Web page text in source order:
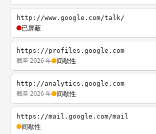
http://www.google.com/talk/
已屏蔽
https://profiles.google.com
截至 2026 年 间歇性
http://analytics.google.com
截至 2026 年 间歇性
https://mail.google.com/mail
间歇性